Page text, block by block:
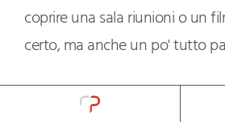
coprire una sala riunioni o un
certo, ma anche un po' tutto